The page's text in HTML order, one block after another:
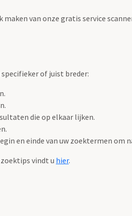
maken van onze gratis service
of juist breder:
die op elkaar lijken.
en einde van uw zoektermen om
vindt u hier.